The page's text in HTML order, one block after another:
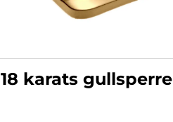
18 karats gullsperre